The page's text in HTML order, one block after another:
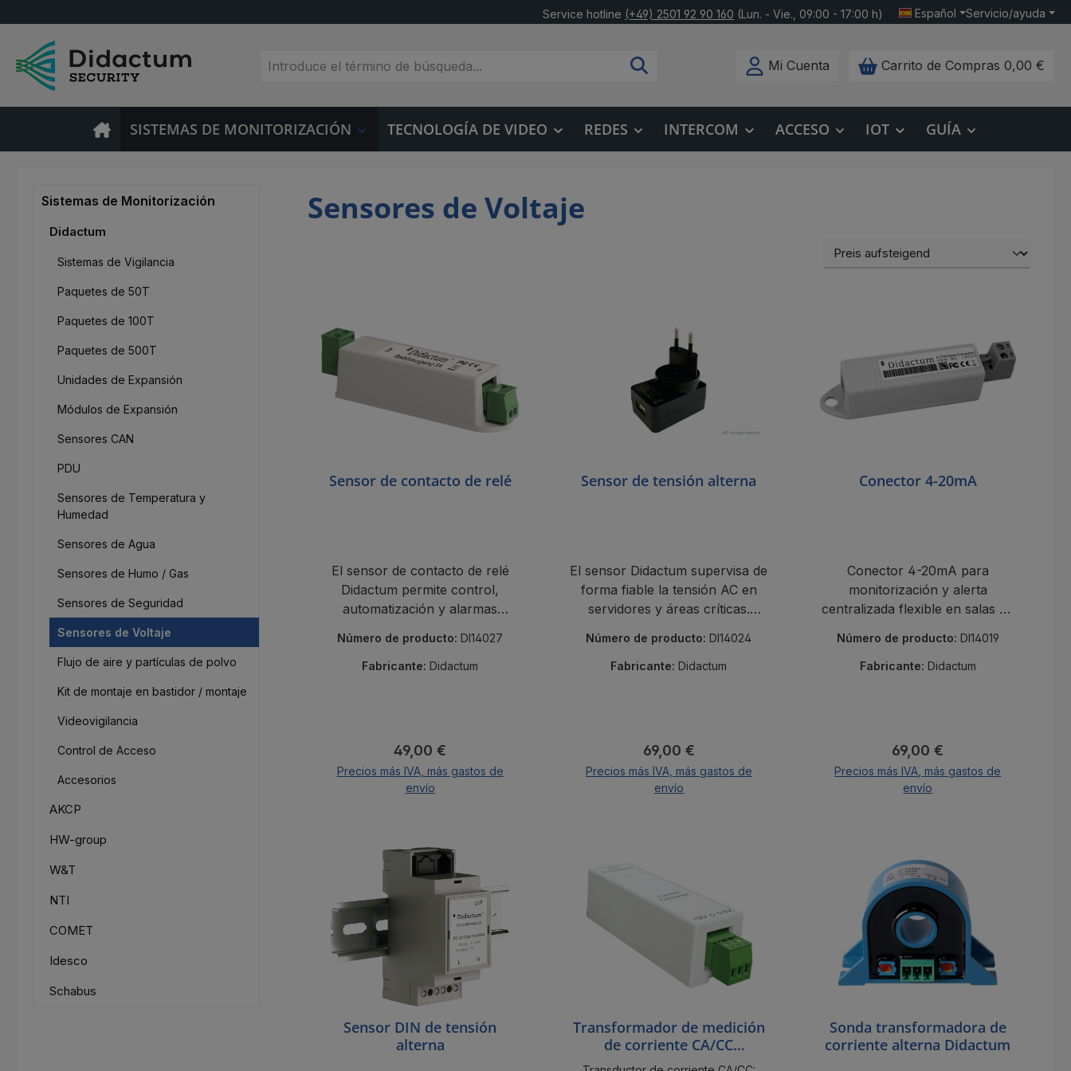
Service hotline (+49) 2501 92 90 160 (Lun. - Vie., 09:00 - 17:00 h) Español Servicio/ayuda
Mi Cuenta Carrito de Compras 0,00 €
SISTEMAS DE MONITORIZACIÓN TECNOLOGÍA DE VIDEO REDES INTERCOM ACCESO IOT GUÍA
Sistemas de Monitorización
Didactum
Sistemas de Vigilancia
Paquetes de 50T
Paquetes de 100T
Paquetes de 500T
Unidades de Expansión
Módulos de Expansión
Sensores CAN
PDU
Sensores de Temperatura y
Humedad
Sensores de Agua
Sensores de Humo / Gas
Sensores de Seguridad
Sensores de Voltaje
Flujo de aire y partículas de polvo
Kit de montaje en bastidor / montaje
Videovigilancia
Control de Acceso
Accesorios
AKCP
HW-group
W&T
NTI
COMET
Idesco
Schabus
Sensores de Voltaje
Sensor de contacto de relé
El sensor de contacto de relé
Didactum permite control,
automatización y alarmas
e industria.
Número de producto: DI14027
Fabricante: Didactum
Precio normal:
49,00 €
Precios más IVA, más gastos de
envío
Sensor de tensión alterna
El sensor Didactum supervisa de
forma fiable la tensión AC en
servidores y áreas críticas.
problemas.
Número de producto: DI14024
Fabricante: Didactum
Precio normal:
69,00 €
Precios más IVA, más gastos de
envío
Conector 4-20mA
Conector 4-20mA para
monitorización y alerta
centralizada flexible en salas de
empresariales críticas.
Número de producto: DI14019
Fabricante: Didactum
Precio normal:
69,00 €
Precios más IVA, más gastos de
envío
Sensor DIN de tensión
alterna
Transformador de medición
de corriente CA/CC
Didactum
Sonda transformadora de
corriente alterna Didactum